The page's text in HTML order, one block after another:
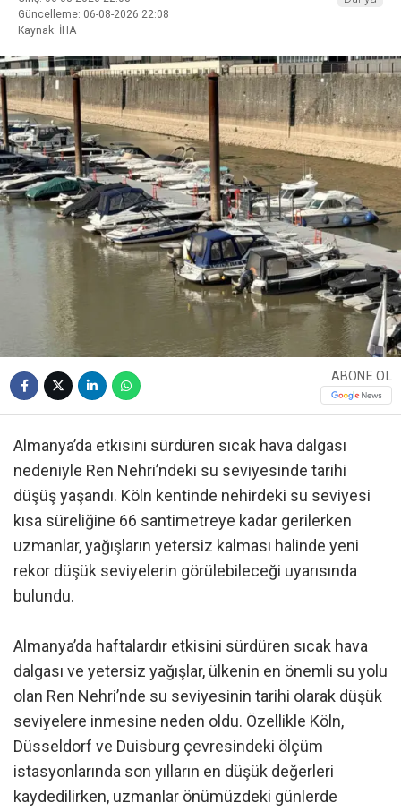
Güncelleme: 06-08-2026 22:08
Kaynak: İHA
ABONE OL
Almanya’da etkisini sürdüren sıcak hava dalgası
nedeniyle Ren Nehri’ndeki su seviyesinde tarihi
düşüş yaşandı. Köln kentinde nehirdeki su seviyesi
kısa süreliğine 66 santimetreye kadar gerilerken
uzmanlar, yağışların yetersiz kalması halinde yeni
rekor düşük seviyelerin görülebileceği uyarısında
bulundu.
Almanya’da haftalardır etkisini sürdüren sıcak hava
dalgası ve yetersiz yağışlar, ülkenin en önemli su yolu
olan Ren Nehri’nde su seviyesinin tarihi olarak düşük
seviyelere inmesine neden oldu. Özellikle Köln,
Düsseldorf ve Duisburg çevresindeki ölçüm
istasyonlarında son yılların en düşük değerleri
kaydedilirken, uzmanlar önümüzdeki günlerde